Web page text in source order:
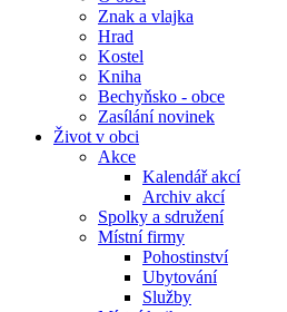
Znak a vlajka
Hrad
Kostel
Kniha
Bechyňsko - obce
Zasílání novinek
Život v obci
Akce
Kalendář akcí
Archiv akcí
Spolky a sdružení
Místní firmy
Pohostinství
Ubytování
Služby